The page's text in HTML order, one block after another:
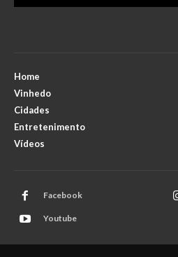
Home
Vinhedo
Cidades
Entretenimento
Vídeos
Facebook
Youtube